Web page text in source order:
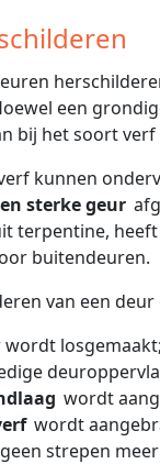
een
bij het soort
kunnen
sterke geur
terpentine,
buitendeuren.
van een
wordt losgemaakt;
wordt
wordt
strepen